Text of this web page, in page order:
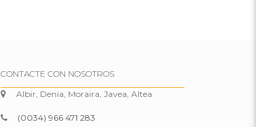
CONTACTE CON NOSOTROS
Albir, Denia, Moraira, Javea, Altea
(0034) 966 471 283